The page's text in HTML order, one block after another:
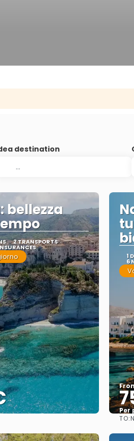
destination
bellezza
2 TRANSPORTS
1
6
Per
TO: